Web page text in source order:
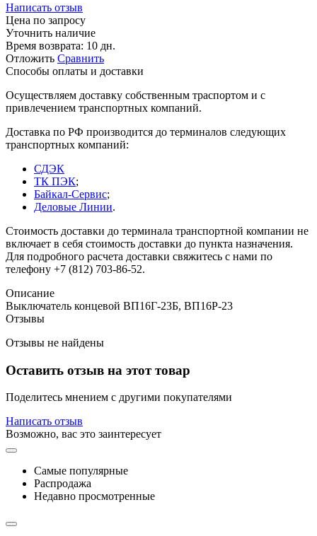
Написать отзыв
Цена по запросу
Уточнить наличие
Время возврата: 10 дн.
Отложить Сравнить
Способы оплаты и доставки
Осуществляем доставку собственным траспортом и с
привлечением транспортных компаний.
Доставка по РФ производится до терминалов следующих
транспортных компаний:
СДЭК
ТК ПЭК;
Байкал-Сервис;
Деловые Линии.
Стоимость доставки до терминала транспортной компании не
включает в себя стоимость доставки до пункта назначения.
Для подробного расчета доставки свяжитесь с нами по
телефону +7 (812) 703-86-52.
Описание
Выключатель концевой ВП16Г-23Б, ВП16Р-23
Отзывы
Отзывы не найдены
Оставить отзыв на этот товар
Поделитесь мнением с другими покупателями
Написать отзыв
Возможно, вас это заинтересует
Самые популярные
Распродажа
Недавно просмотренные